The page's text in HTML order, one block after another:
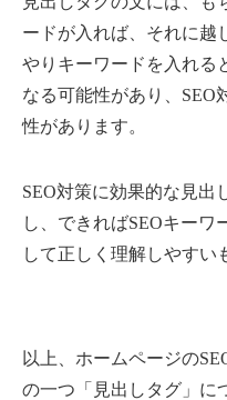
ードが入れば、それに越
やりキーワードを入れる
なる可能性があり、SEO
性があります。
SEO対策に効果的な見出
し、できればSEOキーワ
して正しく理解しやすい
以上、ホームページの
の一つ「見出しタグ」に